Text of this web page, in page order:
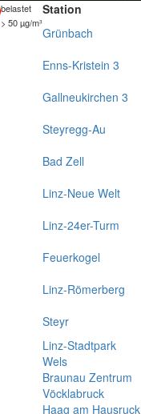
belastet
> 50 µg/m³
Station
Grünbach
Enns-Kristein 3
Gallneukirchen 3
Steyregg-Au
Bad Zell
Linz-Neue Welt
Linz-24er-Turm
Feuerkogel
Linz-Römerberg
Steyr
Linz-Stadtpark
Wels
Braunau Zentrum
Vöcklabruck
Haag am Hausruck